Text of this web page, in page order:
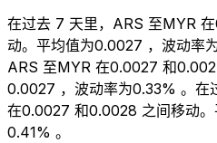
在过去 7 天里，ARS 至MYR
动。平均值为0.0027 ，波动率
ARS 至MYR 在0.0027 和
0.0027 ，波动率为0.33% 。在
在0.0027 和0.0028 之间移动
0.41% 。